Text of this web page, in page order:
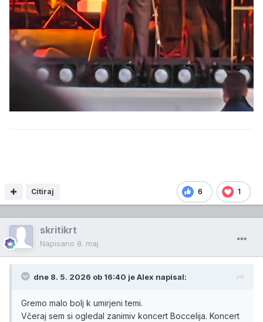
6 1
Citiraj
skritikrt
Napisano 8. maj
dne 8. 5. 2026 ob 16:40 jeAlex napisal:
Gremo malo bolj k umirjeni temi.
Včeraj sem si ogledal zanimiv koncert Boccelija. Koncert